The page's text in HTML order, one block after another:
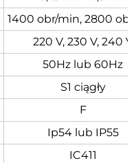
1400 obr/min, 2800
220 V, 230 V, 240 V
50Hz lub 60Hz
S1 ciągły
F
Ip54 lub IP55
IC411